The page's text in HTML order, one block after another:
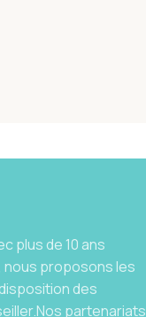
plus de 10 ans
nous proposons les
des
partenariats